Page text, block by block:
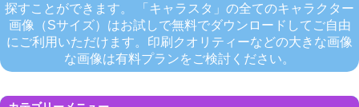
探すことができます。 「キャラスタ」の全てのキャラクター
画像（Sサイズ）はお試しで無料でダウンロードしてご自由
にご利用いただけます。印刷クオリティーなどの大きな画像
な画像は有料プランをご検討ください。